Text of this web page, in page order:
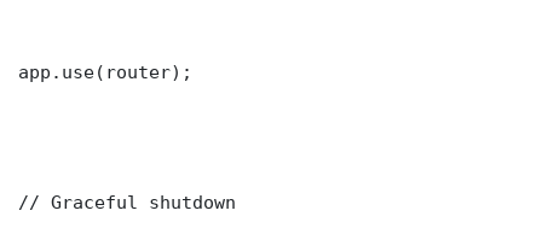
app.use(router);
// Graceful shutdown